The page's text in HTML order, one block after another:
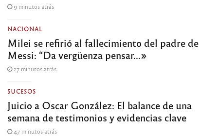
9 minutos atrás
NACIONAL
Milei se refirió al fallecimiento del padre de
Messi: “Da vergüenza pensar…»
27 minutos atrás
SUCESOS
Juicio a Oscar González: El balance de una
semana de testimonios y evidencias clave
47 minutos atrás